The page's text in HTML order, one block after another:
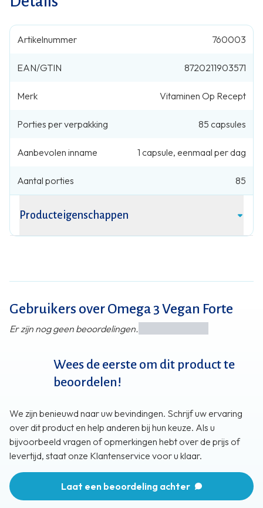
Artikelnummer 760003
EAN/GTIN 8720211903571
Merk Vitaminen Op Recept
Porties per verpakking 85 capsules
Aanbevolen inname 1 capsule, eenmaal per dag
Aantal porties 85
Producteigenschappen
Gebruikers over Omega 3 Vegan Forte
Er zijn nog geen beoordelingen.
Wees de eerste om dit product te
beoordelen!
We zijn benieuwd naar uw bevindingen. Schrijf uw ervaring
over dit product en help anderen bij hun keuze. Als u
bijvoorbeeld vragen of opmerkingen hebt over de prijs of
levertijd, staat onze Klantenservice voor u klaar.
Laat een beoordeling achter